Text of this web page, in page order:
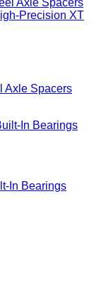
Axle Spacers
In Bearings